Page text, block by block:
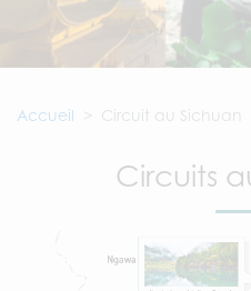
Accueil Circuit au Sichuan
Circuits